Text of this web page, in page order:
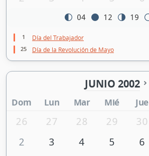
04 12 19
1 Día del Trabajador
25 Día de la Revolución de Mayo
JUNIO 2002
Dom Lun Mar Mié Jue
26 27 28 29 30
2
3 4 5 6